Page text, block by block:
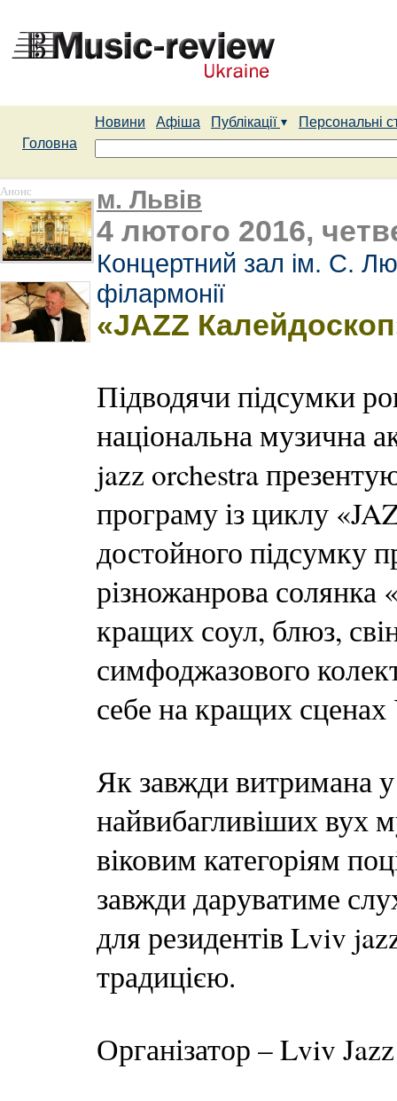
Новини Афіша Публікації
Персональні
Головна
Анонс м. Львів
4 лютого 2016,
Концертний зал ім. С.
філармонії
«JAZZ
Підводячи підсумки
національна музична
jazz orchestra
програму із циклу
достойного підсумку
різножанрова солянка
кращих соул, блюз,
симфоджазового
себе на кращих сценах
Як завжди витримана
найвибагливіших вух
віковим категоріям
завжди даруватиме
для резидентів Lviv
традицією.
Організатор – Lviv